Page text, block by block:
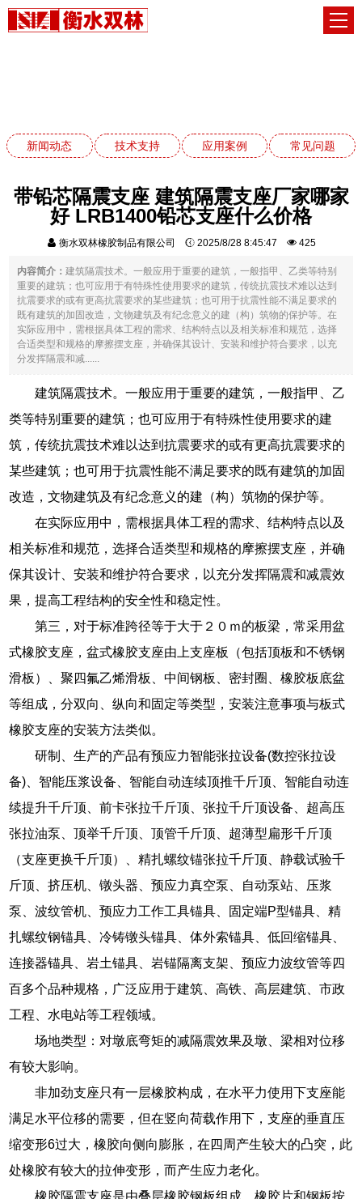
新闻动态 技术支持 应用案例 常见问题
带铅芯隔震支座 建筑隔震支座厂家哪家
好 LRB1400铅芯支座什么价格
衡水双林橡胶制品有限公司 2025/8/28 8:45:47 425
内容简介：建筑隔震技术。一般应用于重要的建筑，一般指甲、乙类等特别
重要的建筑；也可应用于有特殊性使用要求的建筑，传统抗震技术难以达到
抗震要求的或有更高抗震要求的某些建筑；也可用于抗震性能不满足要求的
既有建筑的加固改造，文物建筑及有纪念意义的建（构）筑物的保护等。在
实际应用中，需根据具体工程的需求、结构特点以及相关标准和规范，选择
合适类型和规格的摩擦摆支座，并确保其设计、安装和维护符合要求，以充
分发挥隔震和减......
建筑隔震技术。一般应用于重要的建筑，一般指甲、乙
类等特别重要的建筑；也可应用于有特殊性使用要求的建
筑，传统抗震技术难以达到抗震要求的或有更高抗震要求的
某些建筑；也可用于抗震性能不满足要求的既有建筑的加固
改造，文物建筑及有纪念意义的建（构）筑物的保护等。
在实际应用中，需根据具体工程的需求、结构特点以及
相关标准和规范，选择合适类型和规格的摩擦摆支座，并确
保其设计、安装和维护符合要求，以充分发挥隔震和减震效
果，提高工程结构的安全性和稳定性。
第三，对于标准跨径等于大于２０ｍ的板梁，常采用盆
式橡胶支座，盆式橡胶支座由上支座板（包括顶板和不锈钢
滑板）、聚四氟乙烯滑板、中间钢板、密封圈、橡胶板底盆
等组成，分双向、纵向和固定等类型，安装注意事项与板式
橡胶支座的安装方法类似。
研制、生产的产品有预应力智能张拉设备(数控张拉设
备)、智能压浆设备、智能自动连续顶推千斤顶、智能自动连
续提升千斤顶、前卡张拉千斤顶、张拉千斤顶设备、超高压
张拉油泵、顶举千斤顶、顶管千斤顶、超薄型扁形千斤顶
（支座更换千斤顶）、精扎螺纹锚张拉千斤顶、静载试验千
斤顶、挤压机、镦头器、预应力真空泵、自动泵站、压浆
泵、波纹管机、预应力工作工具锚具、固定端P型锚具、精
扎螺纹钢锚具、冷铸镦头锚具、体外索锚具、低回缩锚具、
连接器锚具、岩土锚具、岩锚隔离支架、预应力波纹管等四
百多个品种规格，广泛应用于建筑、高铁、高层建筑、市政
工程、水电站等工程领域。
场地类型：对墩底弯矩的减隔震效果及墩、梁相对位移
有较大影响。
非加劲支座只有一层橡胶构成，在水平力使用下支座能
满足水平位移的需要，但在竖向荷载作用下，支座的垂直压
缩变形6过大，橡胶向侧向膨胀，在四周产生较大的凸突，此
处橡胶有较大的拉伸变形，而产生应力老化。
橡胶隔震支座是由叠层橡胶钢板组成，橡胶片和钢板按